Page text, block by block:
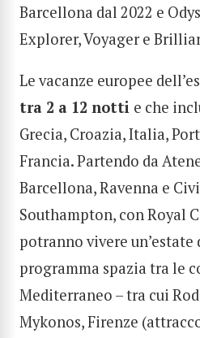
Barcellona dal 2022 e
Explorer, Voyager e
Le vacanze europee
tra 2 a 12 notti e che
Grecia, Croazia, Italia,
Francia. Partendo da
Barcellona, Ravenna e
Southampton, con Royal
potranno vivere un’estate
programma spazia tra le
Mediterraneo – tra cui
Mykonos, Firenze